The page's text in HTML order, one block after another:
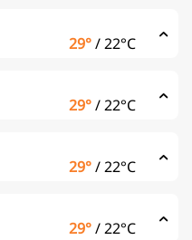
29°/22°C
29°/22°C
29°/22°C
29°/22°C